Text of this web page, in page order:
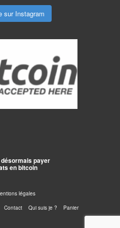
être
choisies
sur
produit
sur Instagram
payer
en bitcoin
légales
Contact Qui suis je ?
Panier